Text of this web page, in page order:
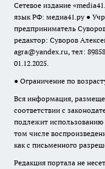
Сетевое издание
язык РФ: медиа41.ру ●
предприниматель
редактор: Суворов
agra@yandex.ru, тел:
01.12.2025.
● Ограничение по
Вся информация,
соответствии с
подлежит
том числе
как с письменного
Редакция портала не